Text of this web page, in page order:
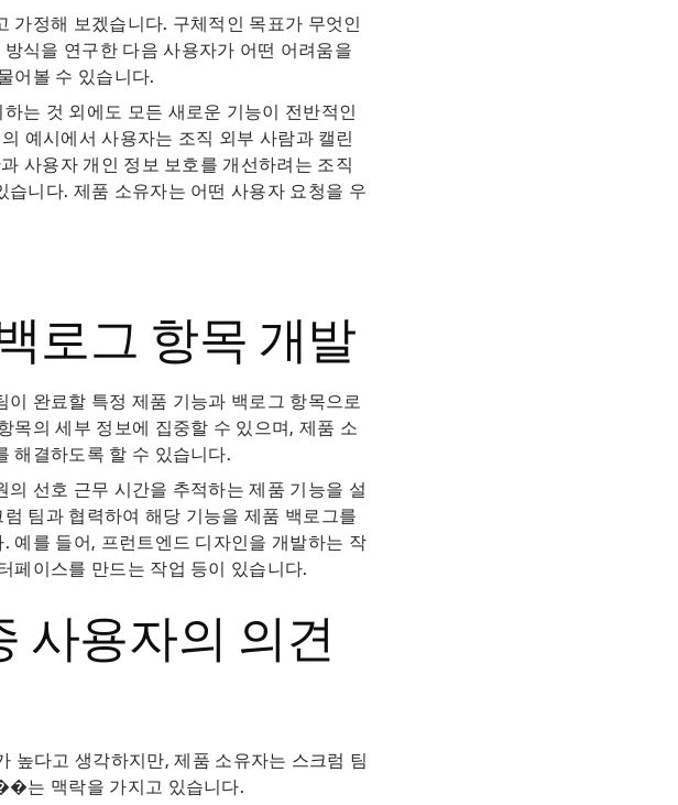
가정해 보겠습니다. 구체적인 목표가 무엇인
식을 연구한 다음 사용자가 어떤 어려움을
어볼 수 있습니다.
는 것 외에도 모든 새로운 기능이 전반적인
예시에서 사용자는 조직 외부 사람과 캘린
사용자 개인 정보 보호를 개선하려는 조직
니다. 제품 소유자는 어떤 사용자 요청을 우
로그 항목 개발
완료할 특정 제품 기능과 백로그 항목으로
목의 세부 정보에 집중할 수 있으며, 제품 소
해결하도록 할 수 있습니다.
선호 근무 시간을 추적하는 제품 기능을 설
팀과 협력하여 해당 기능을 제품 백로그를
예를 들어, 프런트엔드 디자인을 개발하는 작
페이스를 만드는 작업 등이 있습니다.
사용자의 의견
높다고 생각하지만, 제품 소유자는 스크럼 팀
는 맥락을 가지고 있습니다.